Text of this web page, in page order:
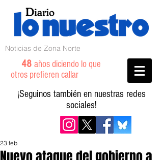
Noticias de Zona Norte
48 años diciendo lo que
otros prefieren callar
¡Seguinos también en nuestras redes
sociales!
23 feb